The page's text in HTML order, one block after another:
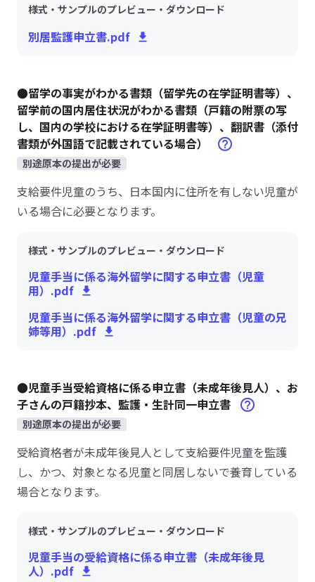
様式・サンプルのプレビュー・ダウンロード
別居監護申立書.pdf
●留学の事実がわかる書類（留学先の在学証明書等）、
留学前の国内居住状況がわかる書類（戸籍の附票の写
し、国内の学校における在学証明書等）、翻訳書（添付
書類が外国語で記載されている場合）
別途原本の提出が必要
支給要件児童のうち、日本国内に住所を有しない児童が
いる場合に必要となります。
様式・サンプルのプレビュー・ダウンロード
児童手当に係る海外留学に関する申立書（児童
用）.pdf
児童手当に係る海外留学に関する申立書（児童の兄
姉等用）.pdf
●児童手当受給資格に係る申立書（未成年後見人）、お
子さんの戸籍抄本、監護・生計同一申立書
別途原本の提出が必要
受給資格者が未成年後見人として支給要件児童を監護
し、かつ、対象となる児童と同居しないで養育している
場合となります。
様式・サンプルのプレビュー・ダウンロード
児童手当の受給資格に係る申立書（未成年後見
人）.pdf